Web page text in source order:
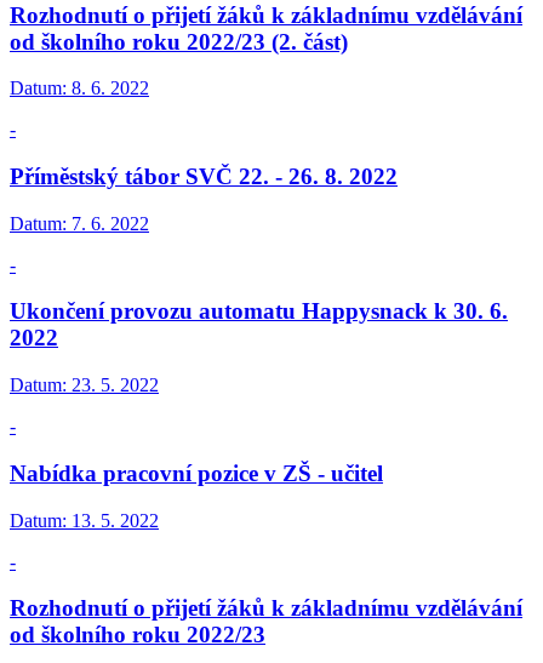
Rozhodnutí o přijetí žáků k základnímu vzdělávání
od školního roku 2022/23 (2. část)
Datum: 8. 6. 2022
-
Příměstský tábor SVČ 22. - 26. 8. 2022
Datum: 7. 6. 2022
-
Ukončení provozu automatu Happysnack k 30. 6.
2022
Datum: 23. 5. 2022
-
Nabídka pracovní pozice v ZŠ - učitel
Datum: 13. 5. 2022
-
Rozhodnutí o přijetí žáků k základnímu vzdělávání
od školního roku 2022/23